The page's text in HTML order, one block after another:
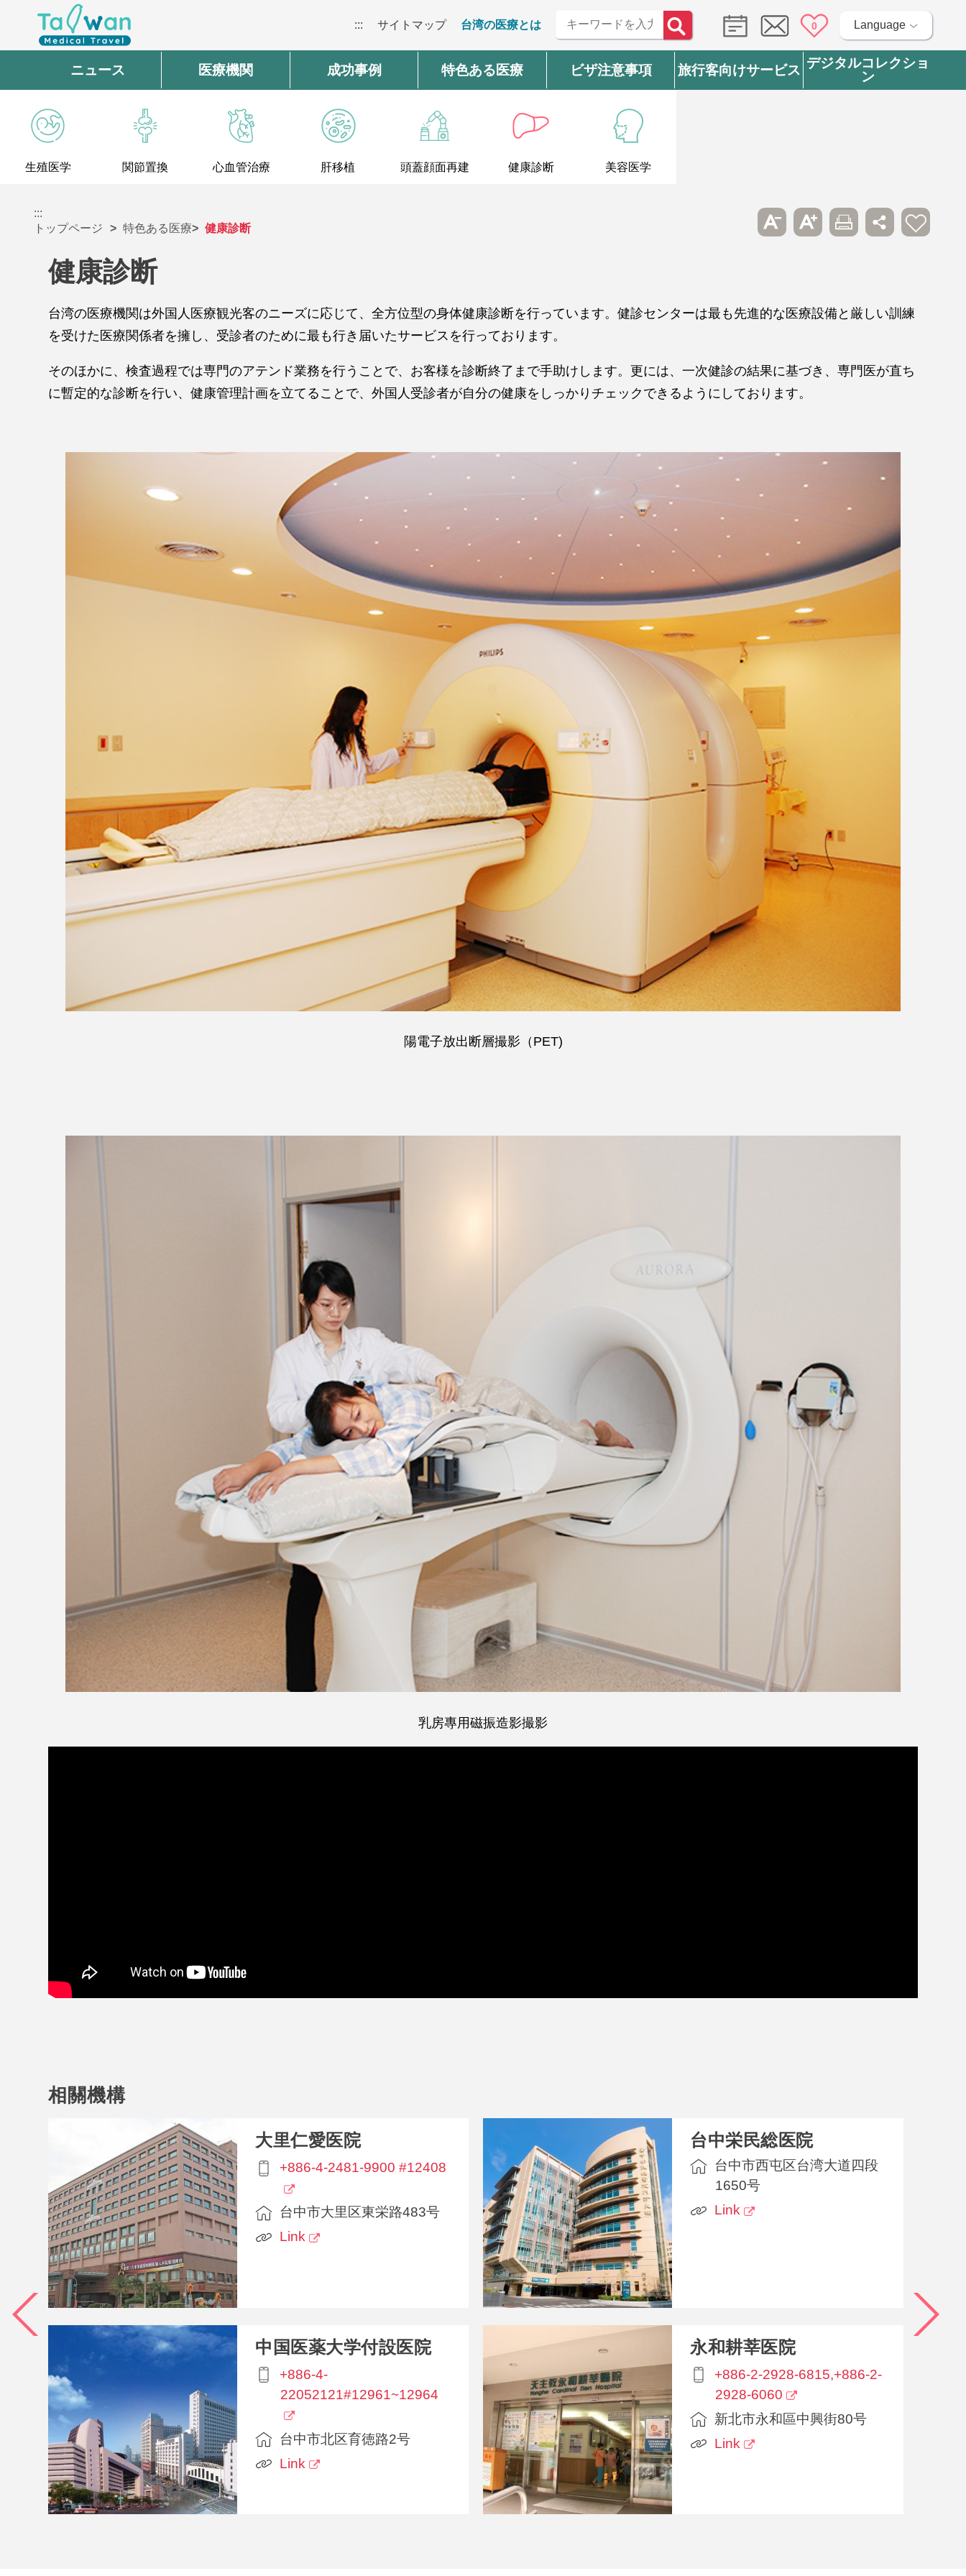
::: サイトマップ 台湾の医療とは 0 Language
ニュース 医療機関 成功事例 特色ある医療 ビザ注意事項 旅行客向けサービス デジタルコレクショ
ン
生殖医学 関節置換 心血管治療 肝移植 頭蓋顔面再建 健康診断 美容医学
:::
トップページ
特色ある医療 健康診断
健康診断
台湾の医療機関は外国人医療観光客のニーズに応じて、全方位型の身体健康診断を行っています。健診センターは最も先進的な医療設備と厳しい訓練
を受けた医療関係者を擁し、受診者のために最も行き届いたサービスを行っております。
そのほかに、検査過程では専門のアテンド業務を行うことで、お客様を診断終了まで手助けします。更には、一次健診の結果に基づき、専門医が直ち
に暫定的な診断を行い、健康管理計画を立てることで、外国人受診者が自分の健康をしっかりチェックできるようにしております。
陽電子放出断層撮影（PET)
乳房專用磁振造影撮影
相關機構
大里仁愛医院
+886-4-2481-9900 #12408
台中市大里区東栄路483号
Link
中国医薬大学付設医院
+886-4-
22052121#12961~12964
台中市北区育徳路2号
Link
台中栄民総医院
台中市西屯区台湾大道四段
1650号
Link
永和耕莘医院
+886-2-2928-6815,+886-2-
2928-6060
新北市永和區中興街80号
Link